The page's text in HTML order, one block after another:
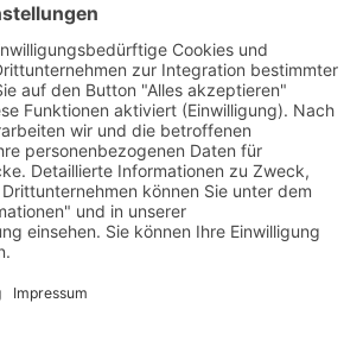
Marco Polo
Mittelmotor Sportwagen im Test